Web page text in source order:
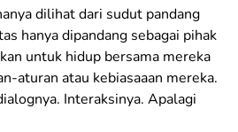
dilihat dari sudut pandang
hanya dipandang sebagai pihak
untuk hidup bersama mereka
aturan atau kebiasaaan mereka.
Interaksinya. Apalagi